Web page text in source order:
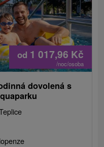
od 1 017,96 Kč
/noc/osoba
dovolená s